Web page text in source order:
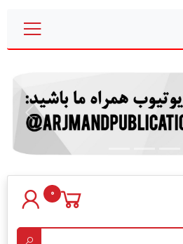
بعدی
0